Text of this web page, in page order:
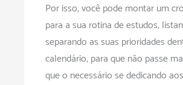
Por isso, você pode montar um
para a sua rotina de estudos,
separando as suas prioridades
calendário, para que não passe
que o necessário se dedicando